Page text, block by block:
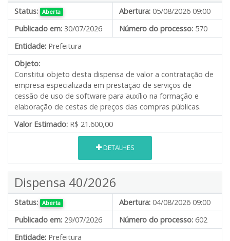
Status: Aberta Abertura: 05/08/2026 09:00
Publicado em: 30/07/2026 Número do processo: 570
Entidade: Prefeitura
Objeto:
Constitui objeto desta dispensa de valor a contratação de
empresa especializada em prestação de serviços de
cessão de uso de software para auxílio na formação e
elaboração de cestas de preços das compras públicas.
Valor Estimado: R$ 21.600,00
DETALHES
Dispensa 40/2026
Status: Aberta Abertura: 04/08/2026 09:00
Publicado em: 29/07/2026 Número do processo: 602
Entidade: Prefeitura